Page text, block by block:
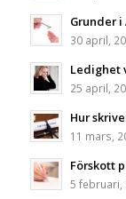
Grunder i
30 april,
Ledighet
25 april,
Hur
11 mars,
Förskott
5 februari,